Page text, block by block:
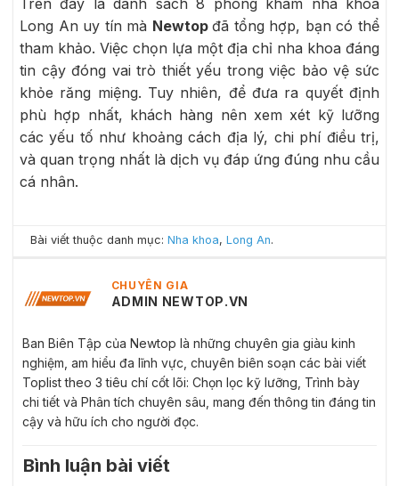
Long An uy tín mà Newtopđã tổng hợp, bạn có thể
tham khảo. Việc chọn lựa một địa chỉ nha khoa đáng
tin cậy đóng vai trò thiết yếu trong việc bảo vệ sức
khỏe răng miệng. Tuy nhiên, để đưa ra quyết định
phù hợp nhất, khách hàng nên xem xét kỹ lưỡng
các yếu tố như khoảng cách địa lý, chi phí điều trị,
và quan trọng nhất là dịch vụ đáp ứng đúng nhu cầu
cá nhân.
Bài viết thuộc danh mục:Nha khoa,Long An.
CHUYÊN GIA
ADMIN NEWTOP.VN
Ban Biên Tập của Newtop là những chuyên gia giàu kinh
nghiệm, am hiểu đa lĩnh vực, chuyên biên soạn các bài viết
Toplist theo 3 tiêu chí cốt lõi: Chọn lọc kỹ lưỡng, Trình bày
chi tiết và Phân tích chuyên sâu, mang đến thông tin đáng tin
cậy và hữu ích cho người đọc.
Bình luận bài viết